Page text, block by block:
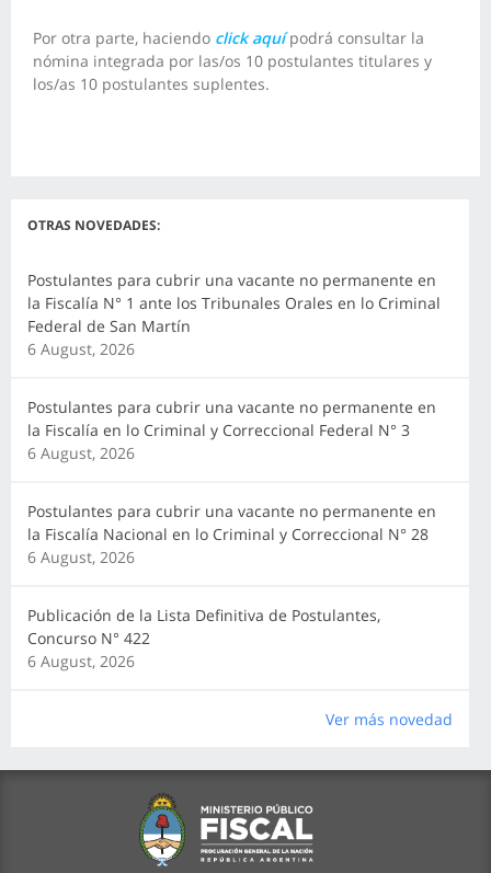
Por otra parte, haciendo click aquí podrá consultar la
nómina integrada por las/os 10 postulantes titulares y
los/as 10 postulantes suplentes.
OTRAS NOVEDADES:
Postulantes para cubrir una vacante no permanente en
la Fiscalía N° 1 ante los Tribunales Orales en lo Criminal
Federal de San Martín
6 August, 2026
Postulantes para cubrir una vacante no permanente en
la Fiscalía en lo Criminal y Correccional Federal N° 3
6 August, 2026
Postulantes para cubrir una vacante no permanente en
la Fiscalía Nacional en lo Criminal y Correccional N° 28
6 August, 2026
Publicación de la Lista Definitiva de Postulantes,
Concurso N° 422
6 August, 2026
Ver más novedad